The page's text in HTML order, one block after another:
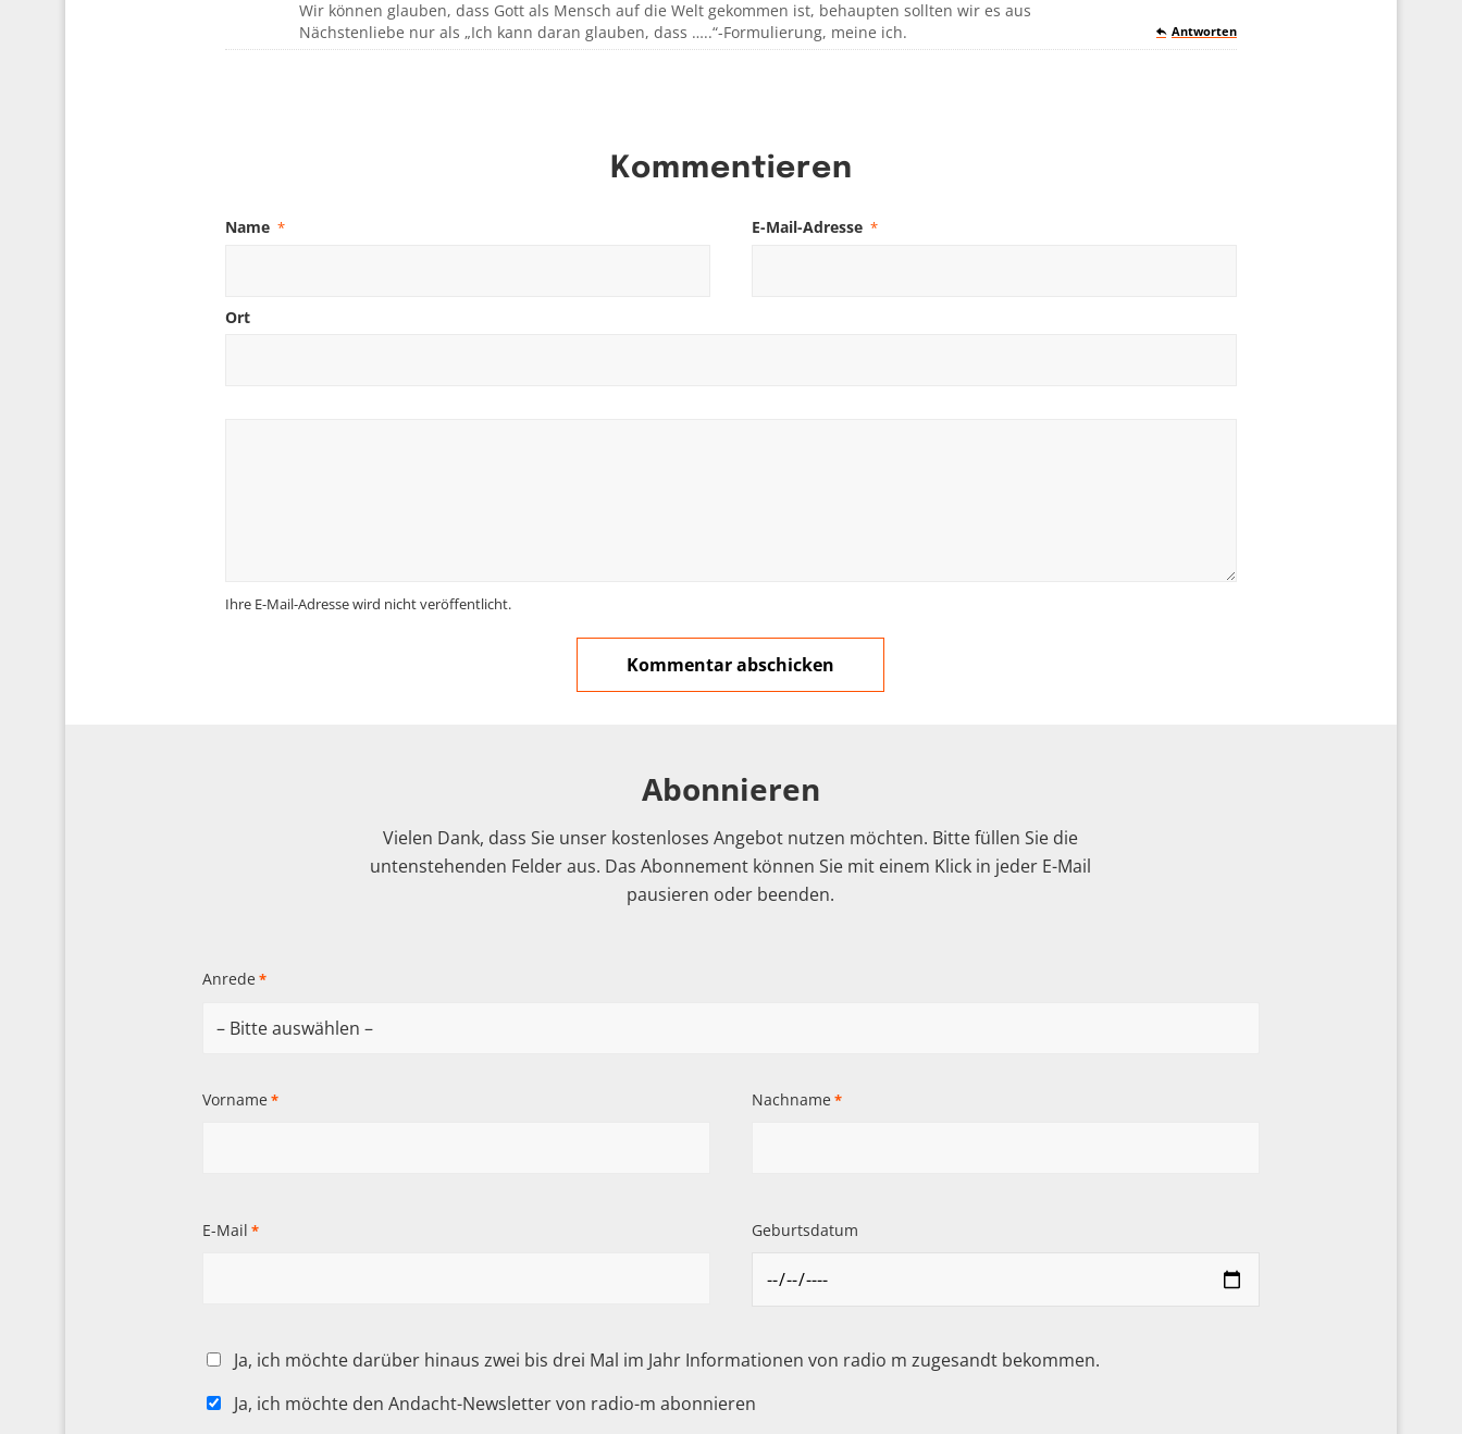
Wir können glauben, dass Gott als Mensch auf die Welt gekommen ist, behaupten sollten wir es aus
Nächstenliebe nur als „Ich kann daran glauben, dass …..“-Formulierung, meine ich.
Antworten
Kommentieren
Name * E-Mail-Adresse *
Ort
Ihre E-Mail-Adresse wird nicht veröffentlicht.
Abonnieren
Vielen Dank, dass Sie unser kostenloses Angebot nutzen möchten. Bitte füllen Sie die
untenstehenden Felder aus. Das Abonnement können Sie mit einem Klick in jeder E-Mail
pausieren oder beenden.
Anrede *
Vorname * Nachname *
E-Mail * Geburtsdatum
Ja, ich möchte darüber hinaus zwei bis drei Mal im Jahr Informationen von radio m zugesandt bekommen.
Ja, ich möchte den Andacht-Newsletter von radio-m abonnieren